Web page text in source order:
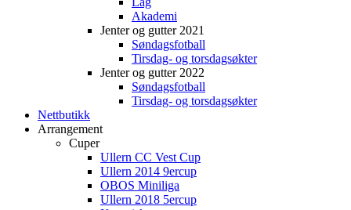
Akademi
Jenter og gutter 2021
Søndagsfotball
Tirsdag- og torsdagsøkter
Jenter og gutter 2022
Søndagsfotball
Tirsdag- og torsdagsøkter
Nettbutikk
Arrangement
Cuper
Ullern CC Vest Cup
Ullern 2014 9ercup
OBOS Miniliga
Ullern 2018 5ercup